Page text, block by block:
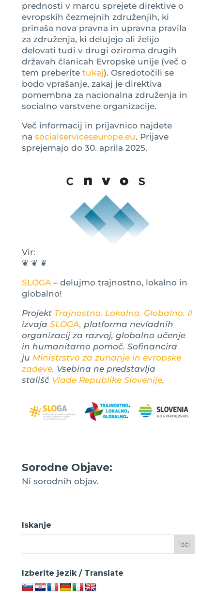
prednosti v marcu sprejete direktive o
evropskih čezmejnih združenjih, ki
prinaša nova pravna in upravna pravila
za združenja, ki delujejo ali želijo
delovati tudi v drugi oziroma drugih
državah članicah Evropske unije (več o
tem preberite tukaj). Osredotočili se
bodo vprašanje, zakaj je direktiva
pomembna za nacionalna združenja in
socialno varstvene organizacije.
Več informacij in prijavnico najdete
na socialserviceseurope.eu. Prijave
sprejemajo do 30. aprila 2025.
Vir:
❦ ❦ ❦
SLOGA– delujmo trajnostno, lokalno in
globalno!
Projekt Trajnostno. Lokalno. Globalno. II
izvaja SLOGA, platforma nevladnih
organizacij za razvoj, globalno učenje
in humanitarno pomoč. Sofinancira
ju Ministrstvo za zunanje in evropske
zadeve. Vsebina ne predstavlja
stališč Vlade Republike Slovenije.
Sorodne Objave:
Ni sorodnih objav.
Iskanje
Izberite jezik / Translate